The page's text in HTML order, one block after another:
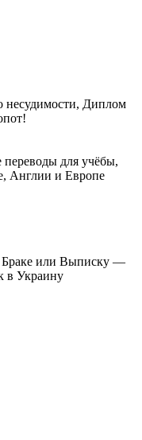
несудимости, Диплом
для учёбы,
Англии и Европе
Браке или Выписку —
в Украину